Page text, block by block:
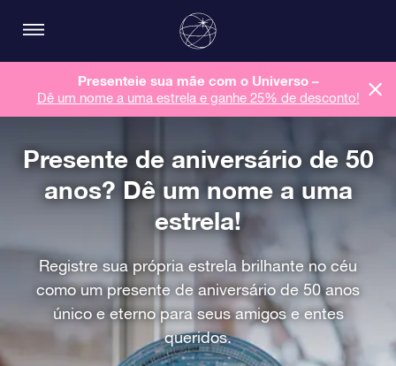
Presenteie sua mãe com o Universo –
Dê um nome a uma estrela e ganhe 25% de desconto!
Presente de aniversário de 50
anos? Dê um nome a uma
estrela!
Registre sua própria estrela brilhante no céu
como um presente de aniversário de 50 anos
único e eterno para seus amigos e entes
queridos.